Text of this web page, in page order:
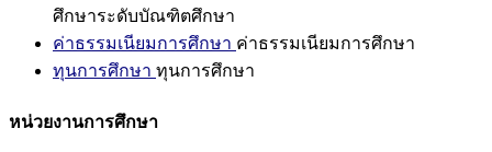
ศึกษาระดับบัณฑิตศึกษา
ค่าธรรมเนียมการศึกษา ค่าธรรมเนียมการศึกษา
ทุนการศึกษา ทุนการศึกษา
หน่วยงานการศึกษา